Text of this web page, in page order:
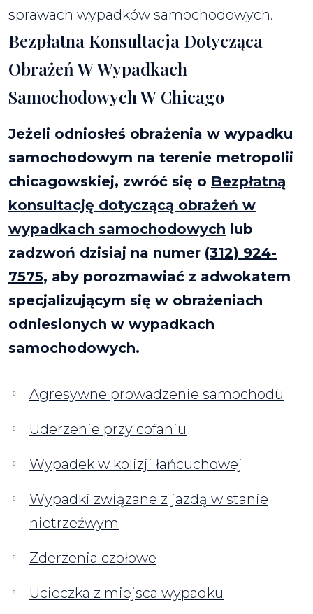
sprawach wypadków samochodowych.
Bezpłatna Konsultacja Dotycząca
Obrażeń W Wypadkach
Samochodowych W Chicago
Jeżeli odniosłeś obrażenia w wypadku
samochodowym na terenie metropolii
chicagowskiej, zwróć się o Bezpłatną
konsultację dotyczącą obrażeń w
wypadkach samochodowych lub
zadzwoń dzisiaj na numer (312) 924-
7575, aby porozmawiać z adwokatem
specjalizującym się w obrażeniach
odniesionych w wypadkach
samochodowych.
Agresywne prowadzenie samochodu
Uderzenie przy cofaniu
Wypadek w kolizji łańcuchowej
Wypadki związane z jazdą w stanie
nietrzeźwym
Zderzenia czołowe
Ucieczka z miejsca wypadku